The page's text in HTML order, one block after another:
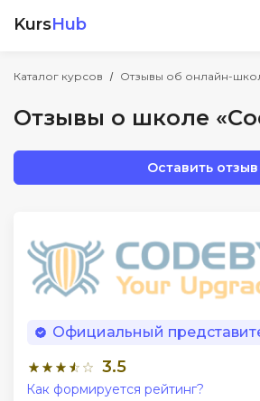
KursHub
Каталог курсов Отзывы об онлайн-
Отзывы о школе
Оставить отзыв
Официальный
3.5
Как формируется рейтинг?
Маркетинг
Дизайн
Аналитика
Менеджмент